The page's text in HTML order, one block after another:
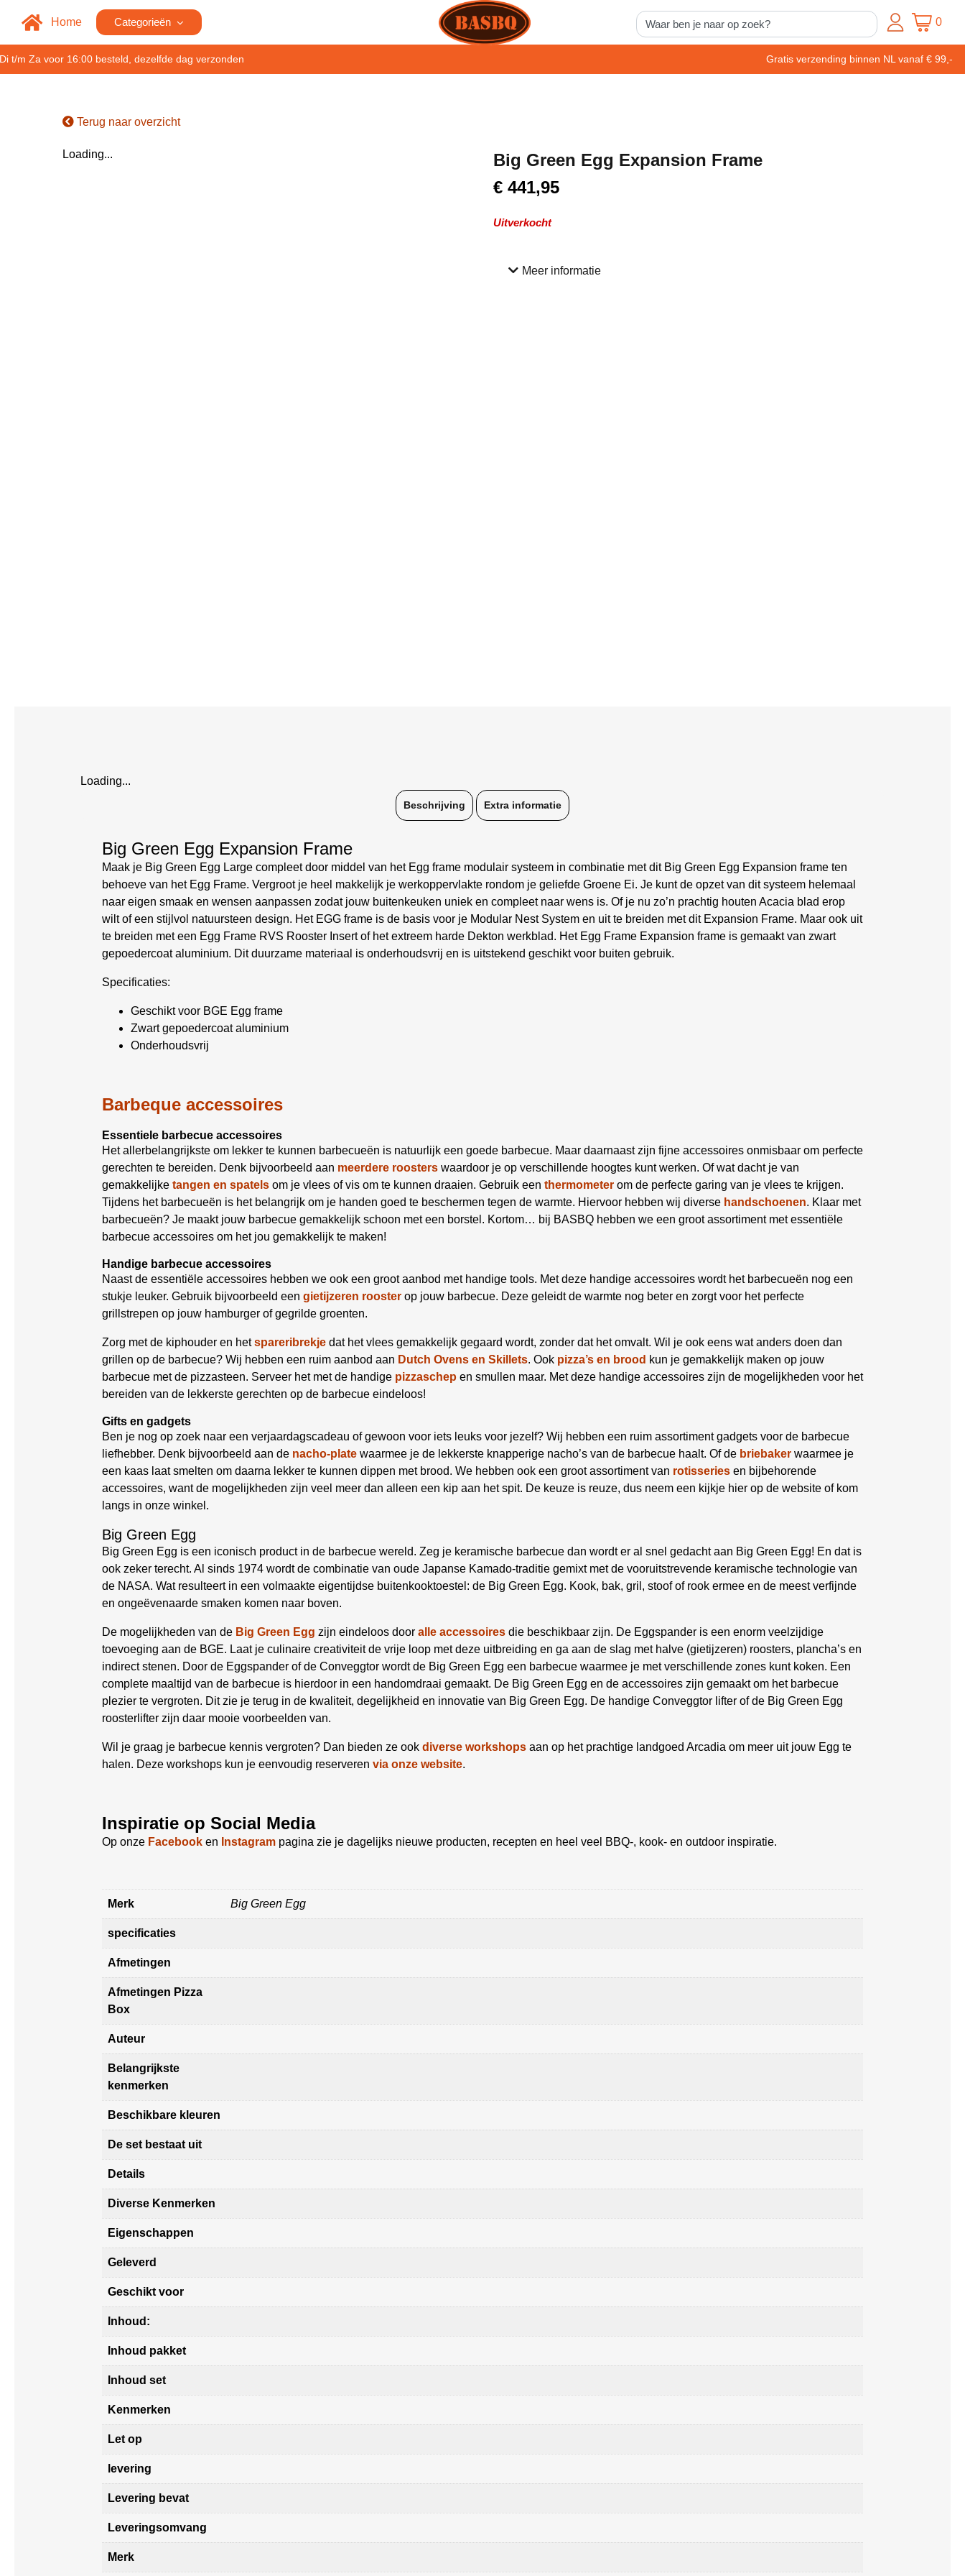
Home Categorieën 0
t/m Za voor 16:00 besteld, dezelfde dag verzonden Gratis verzending binnen NL vanaf € 99,-
Terug naar overzicht
Loading...
Big Green Egg Expansion Frame
€ 441,95
Uitverkocht
Meer informatie
Loading...
Beschrijving Extra informatie
Big Green Egg Expansion Frame
Maak je Big Green Egg Large compleet door middel van het Egg frame modulair systeem in combinatie met dit Big Green Egg Expansion frame ten
behoeve van het Egg Frame. Vergroot je heel makkelijk je werkoppervlakte rondom je geliefde Groene Ei. Je kunt de opzet van dit systeem helemaal
naar eigen smaak en wensen aanpassen zodat jouw buitenkeuken uniek en compleet naar wens is. Of je nu zo’n prachtig houten Acacia blad erop
wilt of een stijlvol natuursteen design. Het EGG frame is de basis voor je Modular Nest System en uit te breiden met dit Expansion Frame. Maar ook uit
te breiden met een Egg Frame RVS Rooster Insert of het extreem harde Dekton werkblad. Het Egg Frame Expansion frame is gemaakt van zwart
gepoedercoat aluminium. Dit duurzame materiaal is onderhoudsvrij en is uitstekend geschikt voor buiten gebruik.
Specificaties:
Geschikt voor BGE Egg frame
Zwart gepoedercoat aluminium
Onderhoudsvrij
Barbeque accessoires
Essentiele barbecue accessoires
Het allerbelangrijkste om lekker te kunnen barbecueën is natuurlijk een goede barbecue. Maar daarnaast zijn fijne accessoires onmisbaar om perfecte
gerechten te bereiden. Denk bijvoorbeeld aan meerdere roosters waardoor je op verschillende hoogtes kunt werken. Of wat dacht je van
gemakkelijke tangen en spatels om je vlees of vis om te kunnen draaien. Gebruik een thermometer om de perfecte garing van je vlees te krijgen.
Tijdens het barbecueën is het belangrijk om je handen goed te beschermen tegen de warmte. Hiervoor hebben wij diverse handschoenen. Klaar met
barbecueën? Je maakt jouw barbecue gemakkelijk schoon met een borstel. Kortom… bij BASBQ hebben we een groot assortiment met essentiële
barbecue accessoires om het jou gemakkelijk te maken!
Handige barbecue accessoires
Naast de essentiële accessoires hebben we ook een groot aanbod met handige tools. Met deze handige accessoires wordt het barbecueën nog een
stukje leuker. Gebruik bijvoorbeeld een gietijzeren rooster op jouw barbecue. Deze geleidt de warmte nog beter en zorgt voor het perfecte
grillstrepen op jouw hamburger of gegrilde groenten.
Zorg met de kiphouder en hetspareribrekje dat het vlees gemakkelijk gegaard wordt, zonder dat het omvalt. Wil je ook eens wat anders doen dan
grillen op de barbecue? Wij hebben een ruim aanbod aan Dutch Ovens en Skillets. Ook pizza’s en brood kun je gemakkelijk maken op jouw
barbecue met de pizzasteen. Serveer het met de handige pizzaschep en smullen maar. Met deze handige accessoires zijn de mogelijkheden voor het
bereiden van de lekkerste gerechten op de barbecue eindeloos!
Gifts en gadgets
Ben je nog op zoek naar een verjaardagscadeau of gewoon voor iets leuks voor jezelf? Wij hebben een ruim assortiment gadgets voor de barbecue
liefhebber. Denk bijvoorbeeld aan de nacho-plate waarmee je de lekkerste knapperige nacho’s van de barbecue haalt. Of de briebaker waarmee je
een kaas laat smelten om daarna lekker te kunnen dippen met brood. We hebben ook een groot assortiment van rotisseries en bijbehorende
accessoires, want de mogelijkheden zijn veel meer dan alleen een kip aan het spit. De keuze is reuze, dus neem een kijkje hier op de website of kom
langs in onze winkel.
Big Green Egg
Big Green Egg is een iconisch product in de barbecue wereld. Zeg je keramische barbecue dan wordt er al snel gedacht aan Big Green Egg! En dat is
ook zeker terecht. Al sinds 1974 wordt de combinatie van oude Japanse Kamado-traditie gemixt met de vooruitstrevende keramische technologie van
de NASA. Wat resulteert in een volmaakte eigentijdse buitenkooktoestel: de Big Green Egg. Kook, bak, gril, stoof of rook ermee en de meest verfijnde
en ongeëvenaarde smaken komen naar boven.
De mogelijkheden van de Big Green Egg zijn eindeloos door alle accessoires die beschikbaar zijn. De Eggspander is een enorm veelzijdige
toevoeging aan de BGE. Laat je culinaire creativiteit de vrije loop met deze uitbreiding en ga aan de slag met halve (gietijzeren) roosters, plancha’s en
indirect stenen. Door de Eggspander of de Conveggtor wordt de Big Green Egg een barbecue waarmee je met verschillende zones kunt koken. Een
complete maaltijd van de barbecue is hierdoor in een handomdraai gemaakt. De Big Green Egg en de accessoires zijn gemaakt om het barbecue
plezier te vergroten. Dit zie je terug in de kwaliteit, degelijkheid en innovatie van Big Green Egg. De handige Conveggtor lifter of de Big Green Egg
roosterlifter zijn daar mooie voorbeelden van.
Wil je graag je barbecue kennis vergroten? Dan bieden ze ook diverse workshops aan op het prachtige landgoed Arcadia om meer uit jouw Egg te
halen. Deze workshops kun je eenvoudig reserveren via onze website.
Inspiratie op Social Media
Op onze Facebook en Instagram pagina zie je dagelijks nieuwe producten, recepten en heel veel BBQ-, kook- en outdoor inspiratie.
Merk Big Green Egg
specificaties
Afmetingen
Afmetingen Pizza
Box
Auteur
Belangrijkste
kenmerken
Beschikbare kleuren
De set bestaat uit
Details
Diverse Kenmerken
Eigenschappen
Geleverd
Geschikt voor
Inhoud:
Inhoud pakket
Inhoud set
Kenmerken
Let op
levering
Levering bevat
Leveringsomvang
Merk